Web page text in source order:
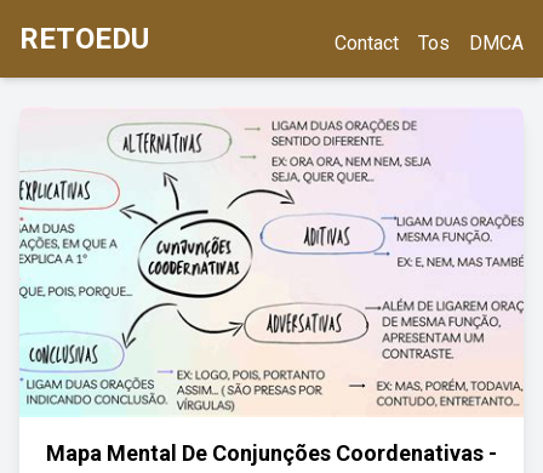
RETOEDU Contact Tos DMCA
Mapa Mental De Conjunções Coordenativas -